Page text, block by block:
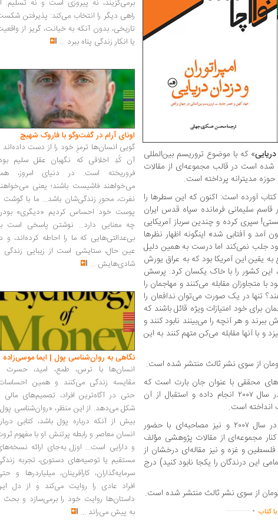
» که با موضوع تروریسم بین‌المللی
شده است در قالب مجموعه‌ای از مقالات
حوزه مدیترانه پرداخته است.
آورده است: اکنون که این سطرها را
سلیمانی فرمانده سپاه قدس ایران
سپری کرده و چندین سرباز آمریکایی
آمد و آفتابی شد» اینگونه اظهار نظرها
جلب نمی‌کند اما درست به همین دلیل
یقین این آمریکا بود که به عراق یورش
این کشور را با خاک یکسان کرد. پرسش
متجاوزان مقابله می‌کنند و مهاجمان را
تنها در یک صورت می‌توان ندافعان را
برای خود امتیازات ویژه قائل باشند که
و هر آنچه را می‌بینند نابود کنند و
با آنها مقابله می‌کن متهم کنند به این
محققی با عنوان جان بارت است که
مصاحبه‌ای با چامسکی درباره فلسطین در سال ۲۰۰۷ انجام داده و استقبال از آن
انداخته است.
در این کتاب مصاحبه بارت با چامسکی در سال ۲۰۰۷ و نیز مصاحبه‌ای با حضور
مجموعه‌ای از مقالات پژوهشی مؤلف
فلسطین و غزه و نیز مقاله‌ای درخشان از
درباره غزه با عنوان «غزه ۲۰۰۹: تمامی این درندگان را یکجا نابود کنید) درج
کتاب .
..............
برمی‌گزیند، نه پیروزی است و نه تسلیم.
راهی دیگر را انتخاب می‌کند: پذیرفتن
تاریخی، بدون آنکه به خیانت، گریز از
یا انکار زندگی پناه ببرد ...
اونای آرام در گفت‌وگو با فاروک شهیچ‭
گویی انسان‌ها ترمزِ خود را از دست داده‌اند
آن کُدِ اخلاقی که نگهبان عقل سلیم
فروریخته است. در دنیای امروز،
می‌خواهند فاشیست باشند؛ یعنی
نفرت، محورِ زندگی‌شان باشد... ما با گوشت
پوست خود احساس کردیم «دیگری»
چه معنایی دارد... نوشتن پاسخی است
بی‌عدالتی‌هایی که ما را احاطه کرده‌اند، و
عین حال، ستایشی است از زیبایی زندگی
شادی‌هایش ...
نگاهی به روان‌شناسی پول | ایما موسی‌زاده
انسان‌ها با ترس، طمع، امید، حسرت
مقایسه زندگی می‌کنند و همین
حتی در آگاه‌ترین افراد، تصمیم‌های مالی
شکل می‌دهد. از این منظر، «روان‌شناسی
بیش از آنکه درباره پول باشد، کتابی
انسان معاصر و رابطه پرتنش او با مفهوم
و دارایی است... اوزل به‌جای ارائه
مستقیم یا توصیه‌های دستوری، تجربه
سرمایه‌گذاران، کارآفرینان، میلیاردرها و
افراد عادی را روایت می‌کند و از دل
داستان‌ها روایت خود را برمی‌سازد و بحث
به پیش می‌راند ...